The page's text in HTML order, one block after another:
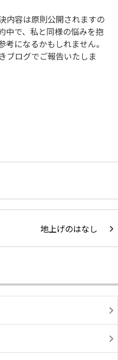
内容は原則公開されますの
中で、私と同様の悩みを抱
になるかもしれません。
ブログでご報告いたしま
地上げのはなし